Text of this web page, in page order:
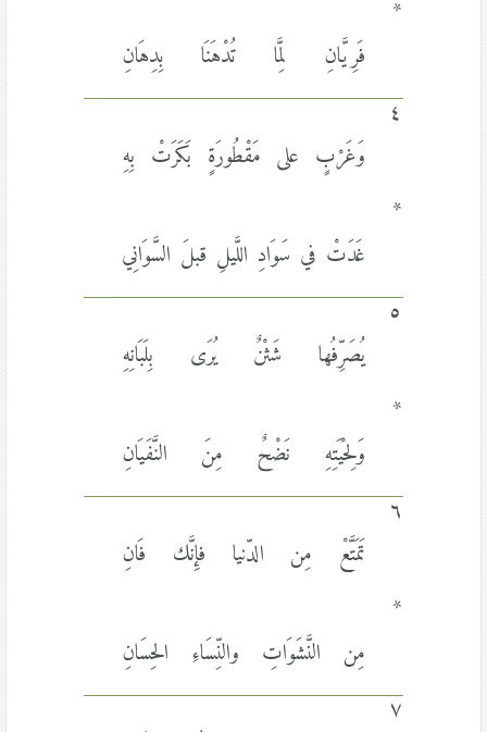
*
فَرِيَّانِ لِمَّا تُدْهَنَا بِدِهَانِ
٤
وَغَرْبٍ على مَقْطُورَةٍ بَكَرَتْ بِهِ
*
غَدَتْ في سَوَادِ اللَّيلِ قبلَ السَّوَانِي
٥
يُصَرِّفُها شَثْنٌ يُرَى بِلَبَانِهِ
*
وَلِحْيَتِهِ نَضْحٌ مِنَ النَّفَيَانِ
٦
تَمَتَّعْ مِن الدّنيا فإِنَّك فَانِ
*
مِن النَّشَوَاتِ والنِّسَاءِ الحِسَانِ
٧